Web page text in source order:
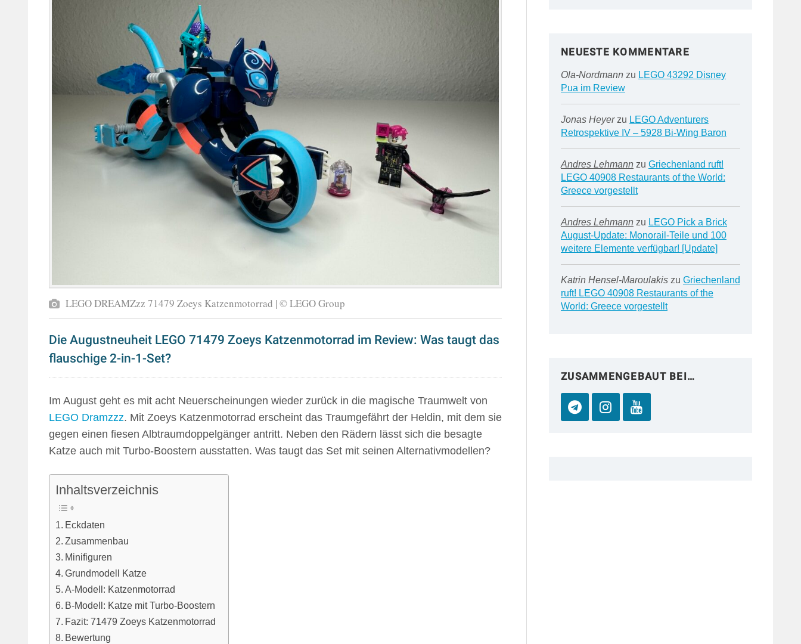
LEGO DREAMZzz 71479 Zoeys Katzenmotorrad | © LEGO Group
Die Augustneuheit LEGO 71479 Zoeys Katzenmotorrad im Review: Was taugt das
flauschige 2-in-1-Set?
Im August geht es mit acht Neuerscheinungen wieder zurück in die magische Traumwelt von
LEGO Dramzzz. Mit Zoeys Katzenmotorrad erscheint das Traumgefährt der Heldin, mit dem sie
gegen einen fiesen Albtraumdoppelgänger antritt. Neben den Rädern lässt sich die besagte
Katze auch mit Turbo-Boostern ausstatten. Was taugt das Set mit seinen Alternativmodellen?
Inhaltsverzeichnis
Eckdaten
Zusammenbau
Minifiguren
Grundmodell Katze
A-Modell: Katzenmotorrad
B-Modell: Katze mit Turbo-Boostern
Fazit: 71479 Zoeys Katzenmotorrad
Bewertung
NEUESTE KOMMENTARE
Ola-Nordmannzu LEGO 43292 Disney
Pua im Review
Jonas Heyerzu LEGO Adventurers
Retrospektive IV – 5928 Bi-Wing Baron
Andres Lehmannzu Griechenland ruft!
LEGO 40908 Restaurants of the World:
Greece vorgestellt
Andres Lehmannzu LEGO Pick a Brick
August-Update: Monorail-Teile und 100
weitere Elemente verfügbar! [Update]
Katrin Hensel-Maroulakiszu Griechenland
ruft! LEGO 40908 Restaurants of the
World: Greece vorgestellt
ZUSAMMENGEBAUT BEI…